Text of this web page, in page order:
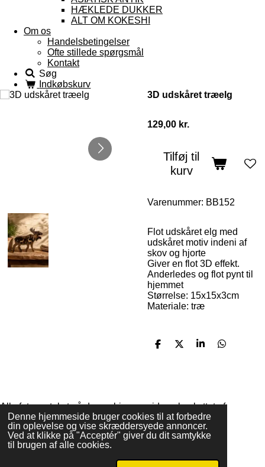
Denne hjemmeside bruger cookies til at forbedre
din oplevelse og vise skræddersyede annoncer.
Ved at klikke på "Acceptér" giver du dit samtykke
til brugen af alle cookies.
HÆKLEDE DUKKER
ALT OM KOKESHI
Om os
Handelsbetingelser
Ofte stillede spørgsmål
Kontakt
Søg
Indkøbskurv
3D udskåret træelg
129,00 kr.
Tilføj til
kurv
Varenummer: BB152
Flot udskåret elg med
udskåret motiv indeni af
skov og hjorte
Giver en flot 3D effekt.
Anderledes og flot pynt til
hjemmet
Størrelse: 15x15x3cm
Materiale: træ
D
D
D
D
Alle foto og tekst på denne hjemmeside er beskyttet af
copyright
© 2017 droemmefanger.com
Drevet afWebador